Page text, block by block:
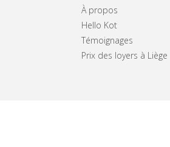
À propos
Hello Kot
Témoignages
Prix des loyers à Liège